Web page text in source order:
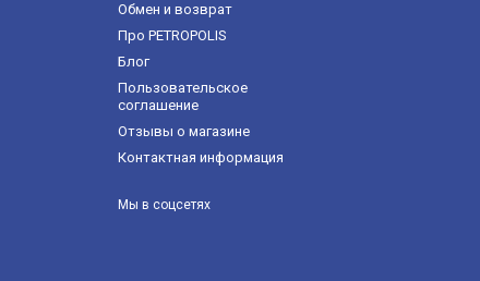
Обмен и возврат
Про PETROPOLIS
Блог
Пользовательское
соглашение
Отзывы о магазине
Контактная информация
Мы в соцсетях